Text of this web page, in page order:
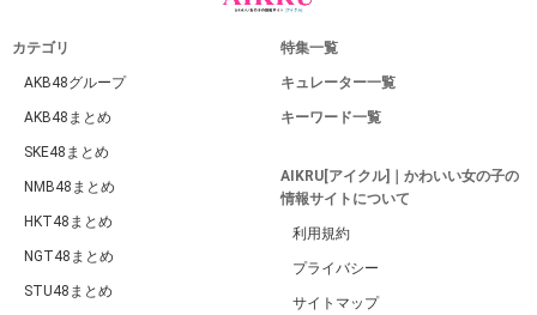
カテゴリ
AKB48グループ
AKB48まとめ
SKE48まとめ
NMB48まとめ
HKT48まとめ
NGT48まとめ
STU48まとめ
特集一覧
キュレーター一覧
キーワード一覧
AIKRU[アイクル]｜かわいい女の子の
情報サイトについて
利用規約
プライバシー
サイトマップ